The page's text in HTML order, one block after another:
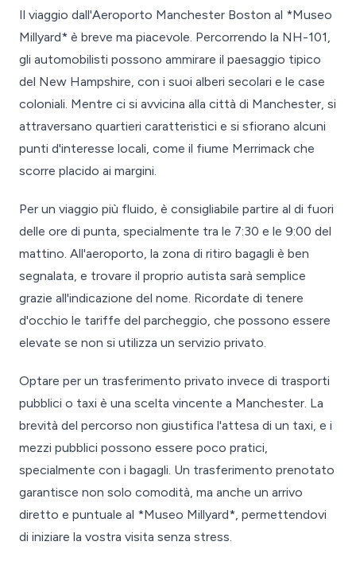
Il viaggio dall'Aeroporto Manchester Boston al *Museo
Millyard* è breve ma piacevole. Percorrendo la NH-101,
gli automobilisti possono ammirare il paesaggio tipico
del New Hampshire, con i suoi alberi secolari e le case
coloniali. Mentre ci si avvicina alla città di Manchester, si
attraversano quartieri caratteristici e si sfiorano alcuni
punti d'interesse locali, come il fiume Merrimack che
scorre placido ai margini.
Per un viaggio più fluido, è consigliabile partire al di fuori
delle ore di punta, specialmente tra le 7:30 e le 9:00 del
mattino. All'aeroporto, la zona di ritiro bagagli è ben
segnalata, e trovare il proprio autista sarà semplice
grazie all'indicazione del nome. Ricordate di tenere
d'occhio le tariffe del parcheggio, che possono essere
elevate se non si utilizza un servizio privato.
Optare per un trasferimento privato invece di trasporti
pubblici o taxi è una scelta vincente a Manchester. La
brevità del percorso non giustifica l'attesa di un taxi, e i
mezzi pubblici possono essere poco pratici,
specialmente con i bagagli. Un trasferimento prenotato
garantisce non solo comodità, ma anche un arrivo
diretto e puntuale al *Museo Millyard*, permettendovi
di iniziare la vostra visita senza stress.